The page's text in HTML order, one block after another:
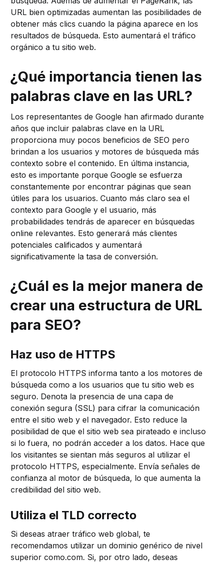
URL bien optimizadas aumentan las posibilidades de
obtener más clics cuando la página aparece en los
resultados de búsqueda. Esto aumentará el tráfico
orgánico a tu sitio web.
¿Qué importancia tienen las
palabras clave en las URL?
Los representantes de Google han afirmado durante
años que incluir palabras clave en la URL
proporciona muy pocos beneficios de SEO pero
brindan a los usuarios y motores de búsqueda más
contexto sobre el contenido. En última instancia,
esto es importante porque Google se esfuerza
constantemente por encontrar páginas que sean
útiles para los usuarios. Cuanto más claro sea el
contexto para Google y el usuario, más
probabilidades tendrás de aparecer en búsquedas
online relevantes. Esto generará más clientes
potenciales calificados y aumentará
significativamente la tasa de conversión.
¿Cuál es la mejor manera de
crear una estructura de URL
para SEO?
Haz uso de HTTPS
El protocolo HTTPS informa tanto a los motores de
búsqueda como a los usuarios que tu sitio web es
seguro. Denota la presencia de una capa de
conexión segura (SSL) para cifrar la comunicación
entre el sitio web y el navegador. Esto reduce la
posibilidad de que el sitio web sea pirateado e incluso
si lo fuera, no podrán acceder a los datos. Hace que
los visitantes se sientan más seguros al utilizar el
protocolo HTTPS, especialmente. Envía señales de
confianza al motor de búsqueda, lo que aumenta la
credibilidad del sitio web.
Utiliza el TLD correcto
Si deseas atraer tráfico web global, te
recomendamos utilizar un dominio genérico de nivel
superior como.com. Si, por otro lado, deseas